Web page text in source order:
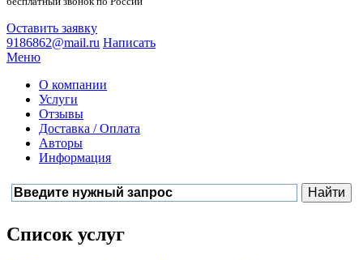
Оставить заявку
9186862@mail.ru Написать
Меню
О компании
Услуги
Отзывы
Доставка / Оплата
Авторы
Информация
Список услуг